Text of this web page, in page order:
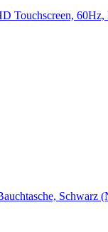
60Hz,
Schwarz